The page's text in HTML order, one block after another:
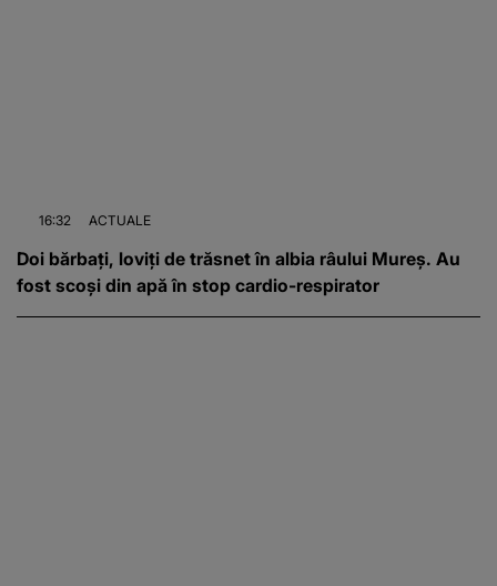
16:32 ACTUALE
Doi bărbați, loviți de trăsnet în albia râului Mureș. Au
fost scoși din apă în stop cardio-respirator